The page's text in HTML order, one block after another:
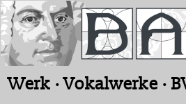
Werk · Vokalwerke ·